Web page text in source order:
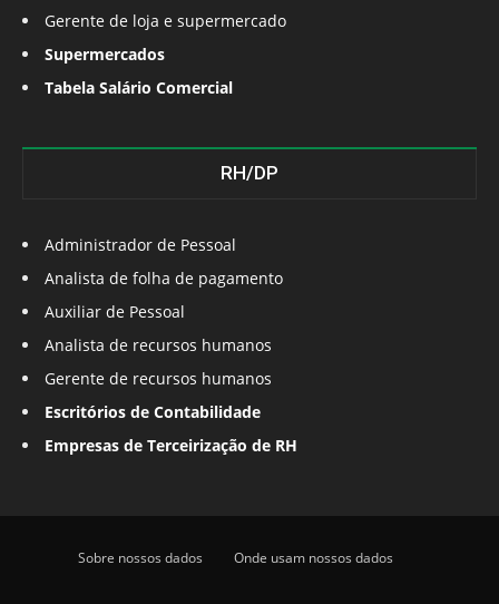
Gerente de loja e supermercado
Supermercados
Tabela Salário Comercial
RH/DP
Administrador de Pessoal
Analista de folha de pagamento
Auxiliar de Pessoal
Analista de recursos humanos
Gerente de recursos humanos
Escritórios de Contabilidade
Empresas de Terceirização de RH
Sobre nossos dados Onde usam nossos dados